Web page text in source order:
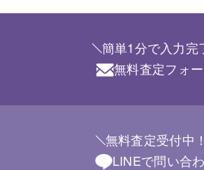
簡単1分で入力完
無料査定フォ
無料査定受付中！
LINEで問い合